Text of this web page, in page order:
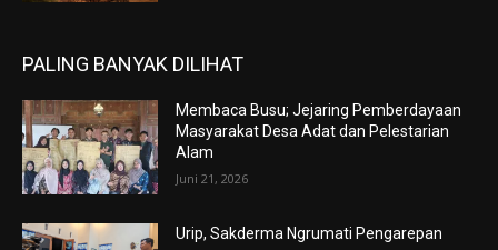
PALING BANYAK DILIHAT
Membaca Busu; Jejaring Pemberdayaan
Masyarakat Desa Adat dan Pelestarian
Alam
Juni 21, 2026
Urip, Sakderma Ngrumati Pengarepan